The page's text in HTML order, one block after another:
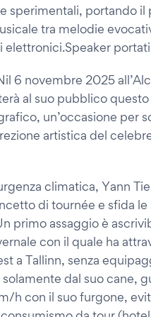
sperimentali, portando il
tra melodie
elettronici.Speaker
6 novembre 2025
al suo pubblico
un’occasione per
artistica del
climatica, Yann
di tournée e sfida le
primo assaggio è
con il quale ha
a Tallinn, senza
dal suo cane,
h con il suo furgone,